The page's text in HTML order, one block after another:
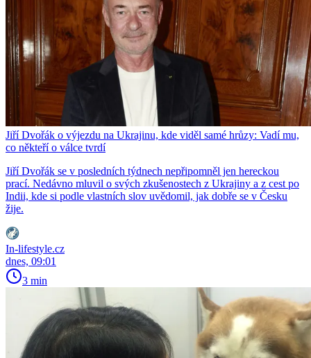
Jiří Dvořák o výjezdu na Ukrajinu, kde viděl samé hrůzy: Vadí mu,
co někteří o válce tvrdí
Jiří Dvořák se v posledních týdnech nepřipomněl jen hereckou
prací. Nedávno mluvil o svých zkušenostech z Ukrajiny a z cest po
Indii, kde si podle vlastních slov uvědomil, jak dobře se v Česku
žije.
In-lifestyle.cz
dnes, 09:01
3 min